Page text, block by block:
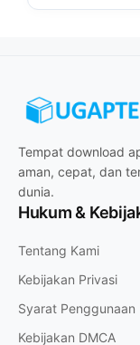
Tempat download
aman, cepat, dan
dunia.
Hukum &
Tentang Kami
Kebijakan Privasi
Syarat Penggunaan
Kebijakan DMCA